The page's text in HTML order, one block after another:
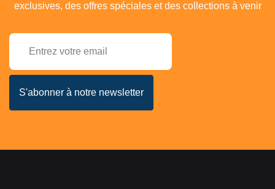
exclusives, des offres spéciales et des collections à venir